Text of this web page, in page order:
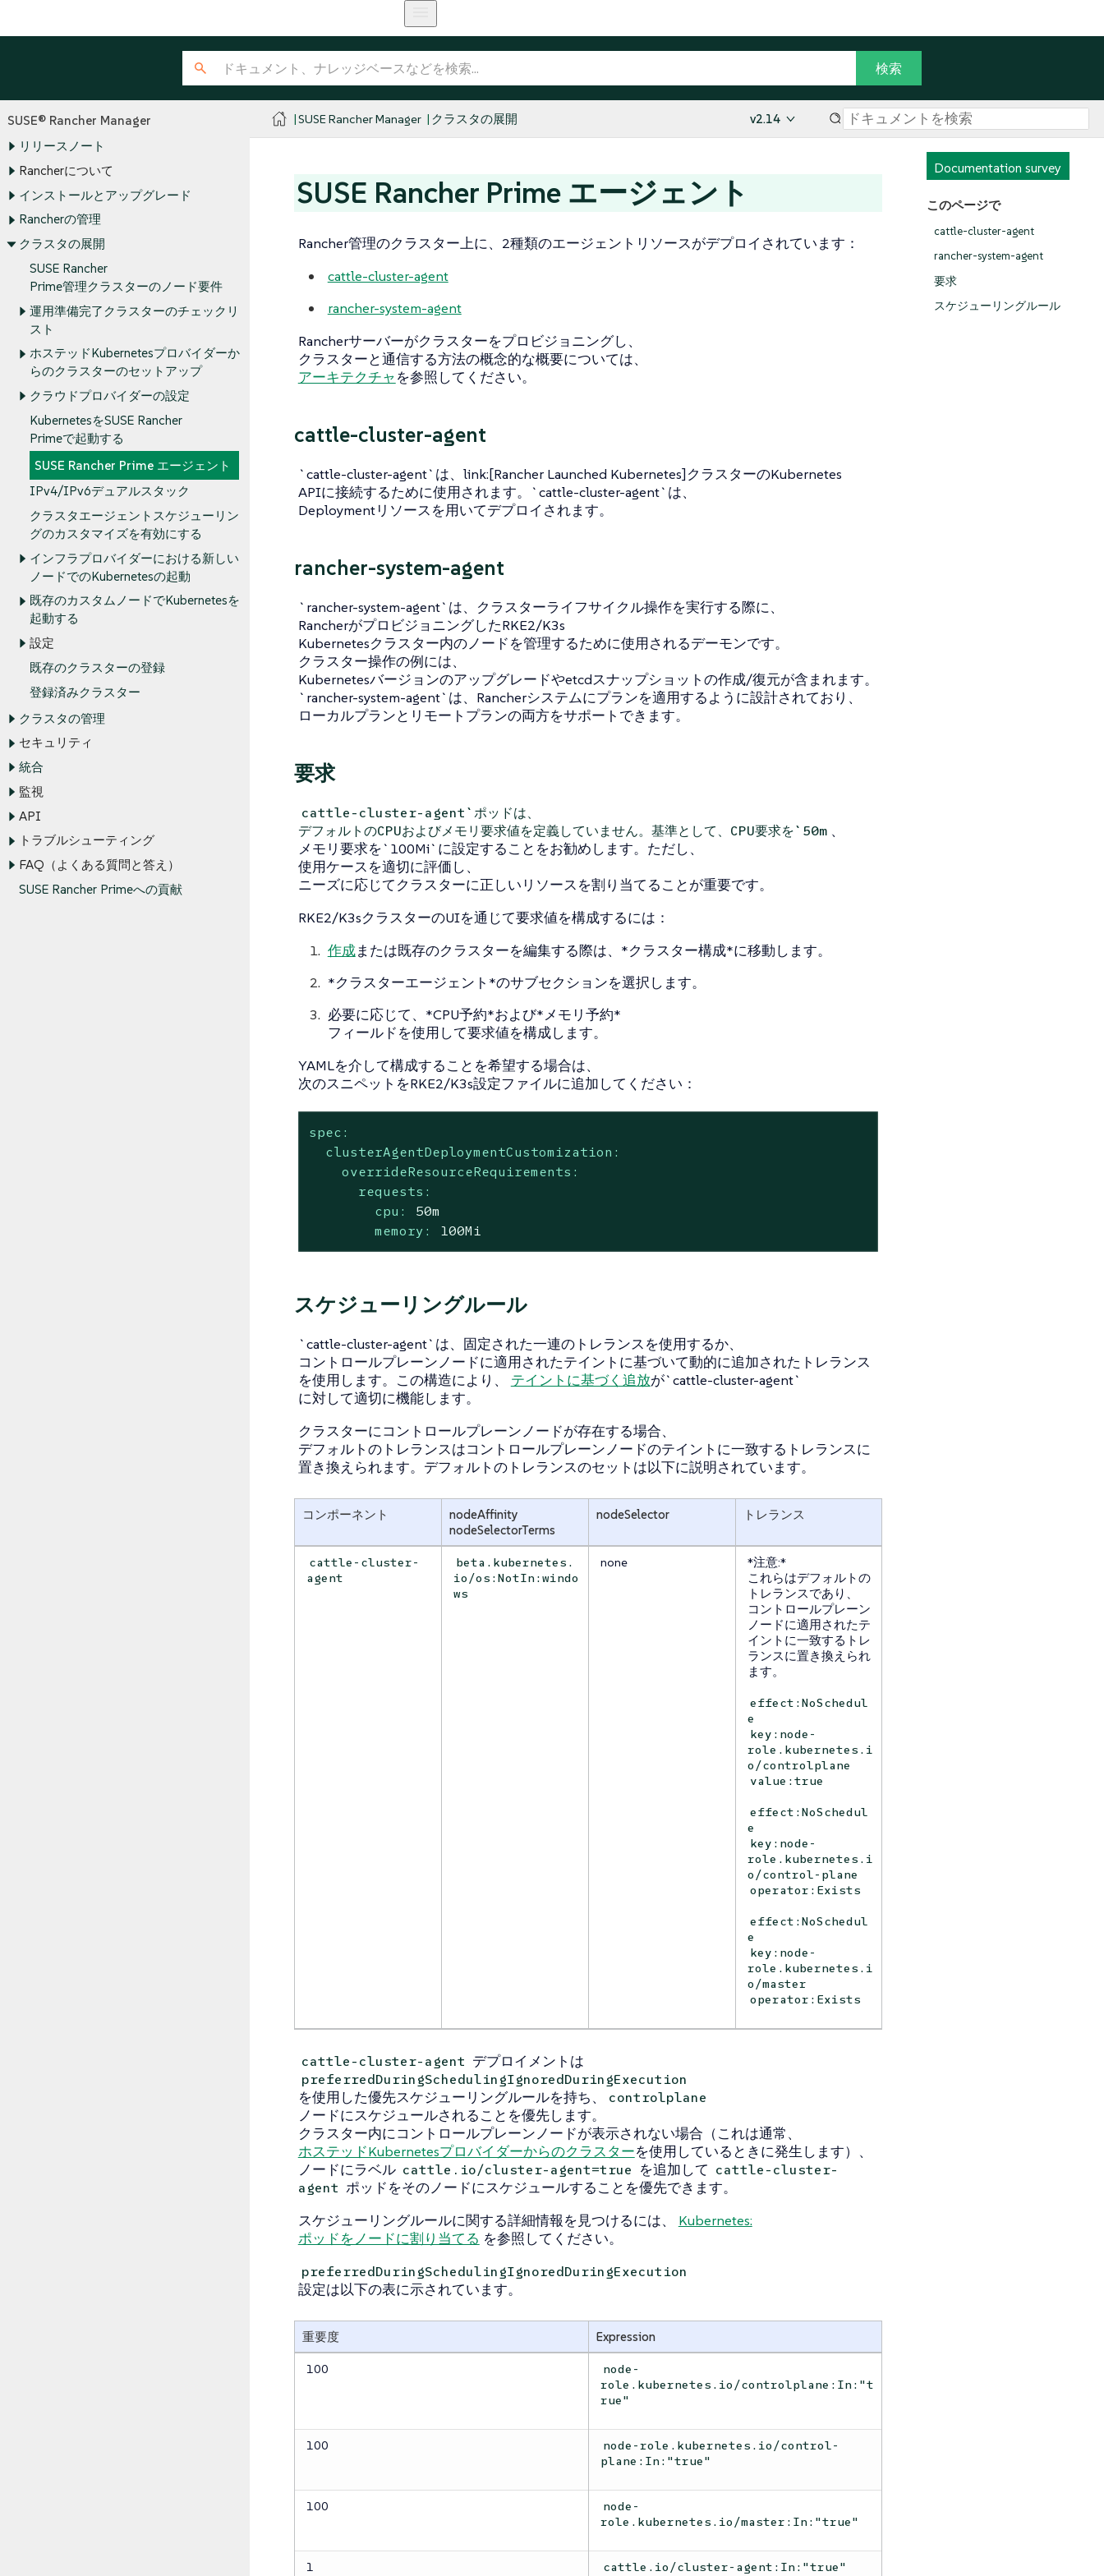
SUSE® Rancher Manager
リリースノート
Rancherについて
インストールとアップグレード
Rancherの管理
クラスタの展開
SUSE Rancher
Prime管理クラスターのノード要件
運用準備完了クラスターのチェックリ
スト
ホステッドKubernetesプロバイダーか
らのクラスターのセットアップ
クラウドプロバイダーの設定
KubernetesをSUSE Rancher
Primeで起動する
SUSE Rancher Prime エージェント
IPv4/IPv6デュアルスタック
クラスタエージェントスケジューリン
グのカスタマイズを有効にする
インフラプロバイダーにおける新しい
ノードでのKubernetesの起動
既存のカスタムノードでKubernetesを
起動する
設定
既存のクラスターの登録
登録済みクラスター
クラスタの管理
セキュリティ
統合
監視
API
トラブルシューティング
FAQ（よくある質問と答え）
SUSE Rancher Primeへの貢献
SUSE Rancher Manager クラスタの展開 v2.14
Documentation survey
このページで
cattle-cluster-agent
rancher-system-agent
要求
スケジューリングルール
SUSE Rancher Prime エージェント
Rancher管理のクラスター上に、2種類のエージェントリソースがデプロイされています：
cattle-cluster-agent
rancher-system-agent
Rancherサーバーがクラスターをプロビジョニングし、
クラスターと通信する方法の概念的な概要については、
アーキテクチャを参照してください。
cattle-cluster-agent
`cattle-cluster-agent`は、link:[Rancher Launched Kubernetes]クラスターのKubernetes
APIに接続するために使用されます。`cattle-cluster-agent`は、
Deploymentリソースを用いてデプロイされます。
rancher-system-agent
`rancher-system-agent`は、クラスターライフサイクル操作を実行する際に、
RancherがプロビジョニングしたRKE2/K3s
Kubernetesクラスター内のノードを管理するために使用されるデーモンです。
クラスター操作の例には、
Kubernetesバージョンのアップグレードやetcdスナップショットの作成/復元が含まれます。
`rancher-system-agent`は、Rancherシステムにプランを適用するように設計されており、
ローカルプランとリモートプランの両方をサポートできます。
要求
cattle-cluster-agent`ポッドは、
デフォルトのCPUおよびメモリ要求値を定義していません。基準として、CPU要求を`50m 、
メモリ要求を`100Mi`に設定することをお勧めします。ただし、
使用ケースを適切に評価し、
ニーズに応じてクラスターに正しいリソースを割り当てることが重要です。
RKE2/K3sクラスターのUIを通じて要求値を構成するには：
作成または既存のクラスターを編集する際は、*クラスター構成*に移動します。
*クラスターエージェント*のサブセクションを選択します。
必要に応じて、*CPU予約*および*メモリ予約*
フィールドを使用して要求値を構成します。
YAMLを介して構成することを希望する場合は、
次のスニペットをRKE2/K3s設定ファイルに追加してください：
spec:
clusterAgentDeploymentCustomization:
overrideResourceRequirements:
requests:
cpu:
50m
memory:
100Mi
スケジューリングルール
`cattle-cluster-agent`は、固定された一連のトレランスを使用するか、
コントロールプレーンノードに適用されたテイントに基づいて動的に追加されたトレランス
を使用します。この構造により、 テイントに基づく追放が`cattle-cluster-agent`
に対して適切に機能します。
クラスターにコントロールプレーンノードが存在する場合、
デフォルトのトレランスはコントロールプレーンノードのテイントに一致するトレランスに
置き換えられます。デフォルトのトレランスのセットは以下に説明されています。
コンポーネント
nodeAffinity
nodeSelectorTerms
nodeSelector トレランス
cattle-cluster-
agent
beta.kubernetes.
io/os:NotIn:windo
ws
none
*注意:*
これらはデフォルトの
トレランスであり、
コントロールプレーン
ノードに適用されたテ
イントに一致するトレ
ランスに置き換えられ
ます。
effect:NoSchedul
e
key:node-
role.kubernetes.i
o/controlplane
value:true
effect:NoSchedul
e
key:node-
role.kubernetes.i
o/control-plane
operator:Exists
effect:NoSchedul
e
key:node-
role.kubernetes.i
o/master
operator:Exists
cattle-cluster-agent デプロイメントは
preferredDuringSchedulingIgnoredDuringExecution
を使用した優先スケジューリングルールを持ち、 controlplane
ノードにスケジュールされることを優先します。
クラスター内にコントロールプレーンノードが表示されない場合（これは通常、
ホステッドKubernetesプロバイダーからのクラスターを使用しているときに発生します）、
ノードにラベル cattle.io/cluster-agent=true を追加して cattle-cluster-
agent ポッドをそのノードにスケジュールすることを優先できます。
スケジューリングルールに関する詳細情報を見つけるには、 Kubernetes:
ポッドをノードに割り当てる を参照してください。
preferredDuringSchedulingIgnoredDuringExecution
設定は以下の表に示されています。
重要度 Expression
100
node-
role.kubernetes.io/controlplane:In:"t
rue"
100
node-role.kubernetes.io/control-
plane:In:"true"
100
node-
role.kubernetes.io/master:In:"true"
1 cattle.io/cluster-agent:In:"true"